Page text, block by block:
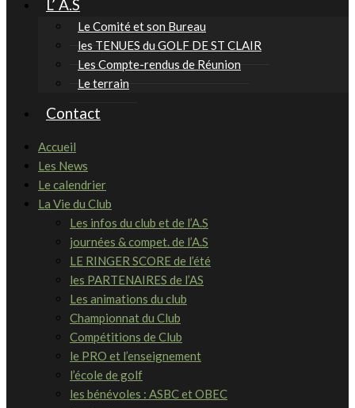
L’ A.S
Le Comité et son Bureau
les TENUES du GOLF DE ST CLAIR
Les Compte-rendus de Réunion
Le terrain
Contact
Accueil
Les News
Le calendrier
La Vie du Club
Les infos du club et de l’A.S
journées & compet. de l’A.S
LE RINGER SCORE de l’été
les PARTENAIRES de l’AS
Les animations du club
Championnat du Club
Compétitions de Club
le PRO et l’enseignement
l’école de golf
les bénévoles : ASBC et OBEC